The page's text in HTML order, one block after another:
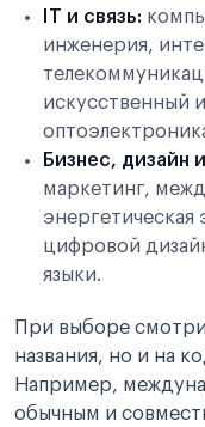
IT и связь:
инженерия,
искусственный
Бизнес, дизайн
маркетинг,
цифровой
языки.
При выборе
названия, но и на
Например,
обычным и